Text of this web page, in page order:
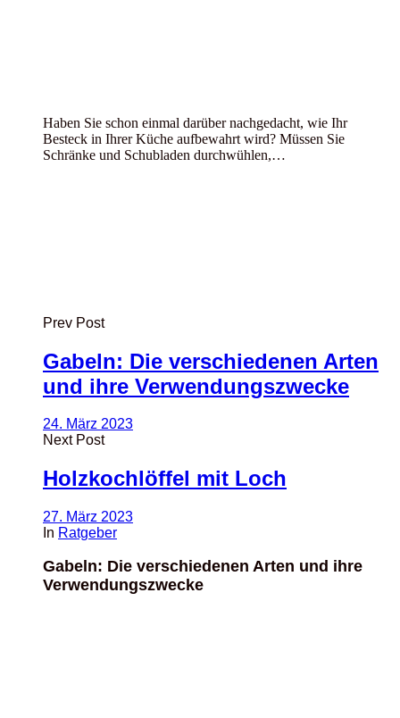
Haben Sie schon einmal darüber nachgedacht, wie Ihr
Besteck in Ihrer Küche aufbewahrt wird? Müssen Sie
Schränke und Schubladen durchwühlen,…
Prev Post
Gabeln: Die verschiedenen Arten
und ihre Verwendungszwecke
24. März 2023
Next Post
Holzkochlöffel mit Loch
27. März 2023
In Ratgeber
Gabeln: Die verschiedenen Arten und ihre
Verwendungszwecke